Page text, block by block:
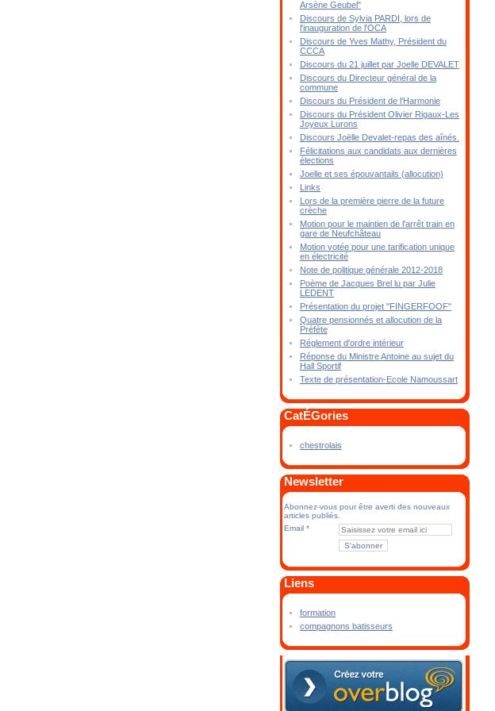
Arsène Geubel"
Discours de Sylvia PARDI, lors de
l'inauguration de l'OCA
Discours de Yves Mathy, Président du
CCCA
Discours du 21 juillet par Joelle DEVALET
Discours du Directeur général de la
commune
Discours du Président de l'Harmonie
Discours du Président Olivier Rigaux-Les
Joyeux Lurons
Discours Joëlle Devalet-repas des aînés.
Félicitations aux candidats aux dernières
élections
Joelle et ses épouvantails (allocution)
Links
Lors de la première pierre de la future
crèche
Motion pour le maintien de l'arrêt train en
gare de Neufchâteau
Motion votée pour une tarification unique
en électricité
Note de politique générale 2012-2018
Poème de Jacques Brel lu par Julie
LEDENT
Présentation du projet "FINGERFOOF"
Quatre pensionnés et allocution de la
Préfète
Réglement d'ordre intérieur
Réponse du Ministre Antoine au sujet du
Hall Sportif
Texte de présentation-Ecole Namoussart
CatÉGories
chestrolais
Newsletter
Abonnez-vous pour être averti des nouveaux
articles publiés.
Email
Liens
formation
compagnons batisseurs